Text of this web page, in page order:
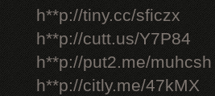
h**p://tiny.cc/sficzx
h**p://cutt.us/Y7P84
h**p://put2.me/muhcsh
h**p://citly.me/47kMX